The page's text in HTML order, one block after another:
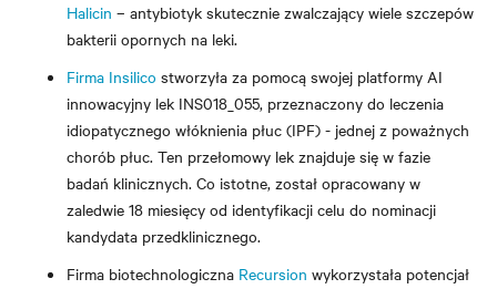
Halicin – antybiotyk skutecznie zwalczający wiele szczepów
bakterii opornych na leki.
Firma Insilico stworzyła za pomocą swojej platformy AI
innowacyjny lek INS018_055, przeznaczony do leczenia
idiopatycznego włóknienia płuc (IPF) - jednej z poważnych
chorób płuc. Ten przełomowy lek znajduje się w fazie
badań klinicznych. Co istotne, został opracowany w
zaledwie 18 miesięcy od identyfikacji celu do nominacji
kandydata przedklinicznego.
Firma biotechnologiczna Recursion wykorzystała potencjał